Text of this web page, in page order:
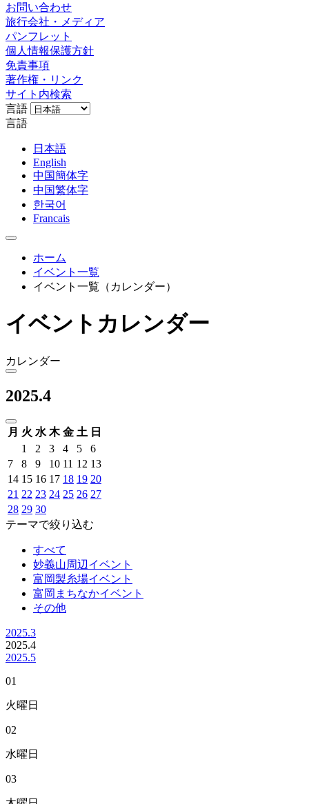
お問い合わせ
旅行会社・メディア
パンフレット
個人情報保護方針
免責事項
著作権・リンク
サイト内検索
言語
言語
日本語
English
中国簡体字
中国繁体字
한국어
Francais
ホーム
イベント一覧
イベント一覧（カレンダー）
イベントカレンダー
カレンダー
2025.4
月 火 水 木 金 土 日
1
2 3 4 5
6
7
8 9 10 11 12 13
14 15 16 17 18 19 20
21 22 23 24 25 26 27
28 29 30
テーマで絞り込む
すべて
妙義山周辺イベント
富岡製糸場イベント
富岡まちなかイベント
その他
2025.3
2025.4
2025.5
01
火曜日
02
水曜日
03